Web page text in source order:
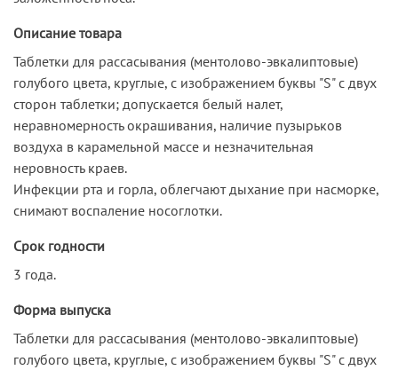
Описание товара
Таблетки для рассасывания (ментолово-эвкалиптовые)
голубого цвета, круглые, с изображением буквы "S" с двух
сторон таблетки; допускается белый налет,
неравномерность окрашивания, наличие пузырьков
воздуха в карамельной массе и незначительная
неровность краев.
Инфекции рта и горла, облегчают дыхание при насморке,
снимают воспаление носоглотки.
Срок годности
3 года.
Форма выпуска
Таблетки для рассасывания (ментолово-эвкалиптовые)
голубого цвета, круглые, с изображением буквы "S" с двух